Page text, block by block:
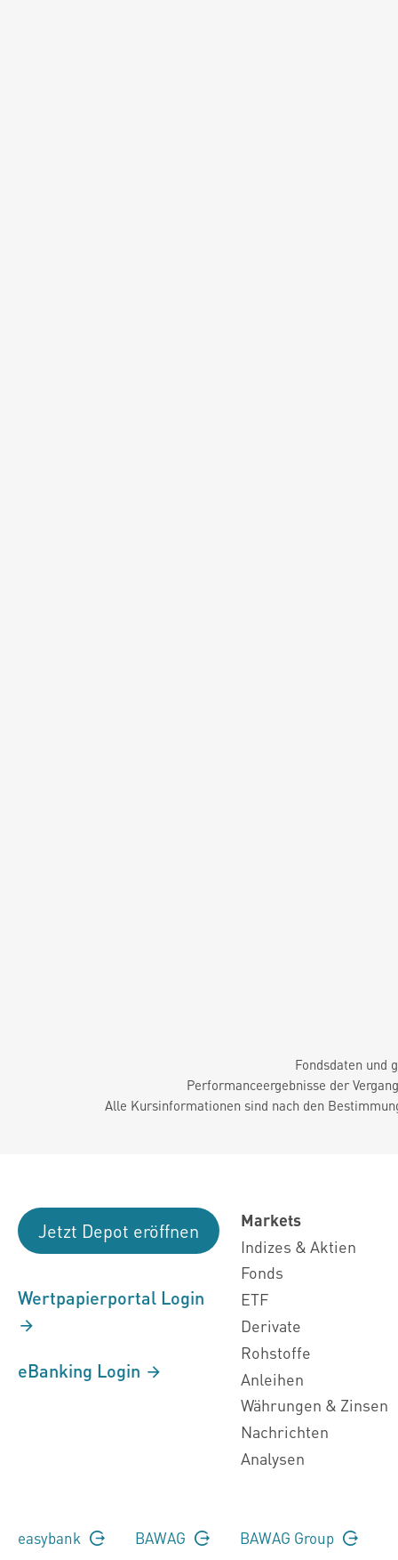
Fondsdaten und
Performanceergebnisse der
Alle Kursinformationen sind nach den
Jetzt Depot eröffnen
Wertpapierportal Login
eBanking Login
Markets
Indizes & Aktien
Fonds
ETF
Derivate
Rohstoffe
Anleihen
Währungen & Zinsen
Nachrichten
Analysen
easybank BAWAG BAWAG Group